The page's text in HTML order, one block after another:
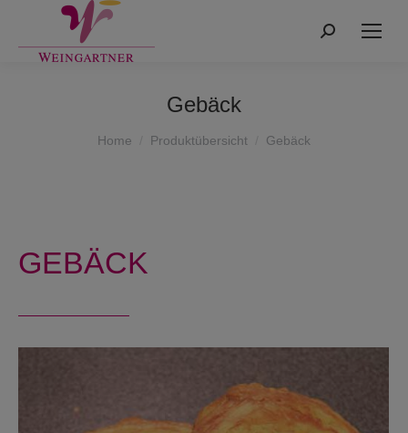
Search:
Gebäck
Home Produktübersicht Gebäck
GEBÄCK